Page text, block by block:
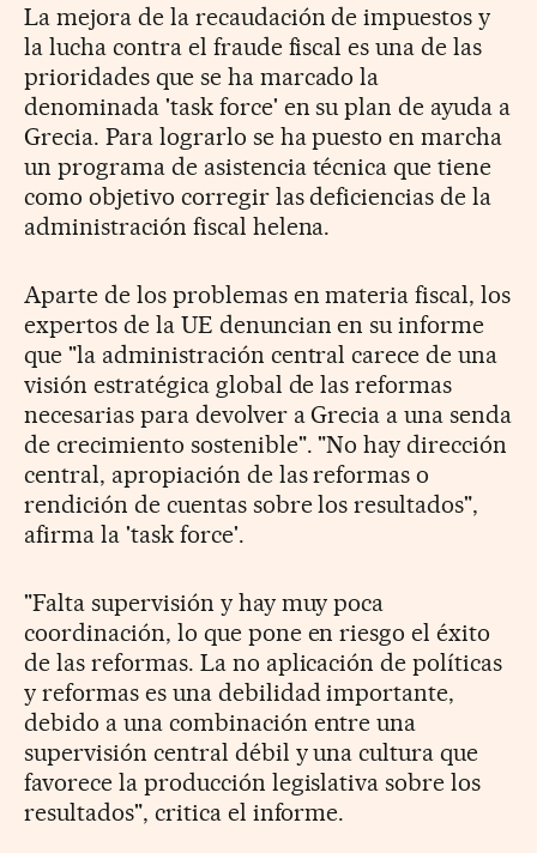
La mejora de la recaudación de impuestos y
la lucha contra el fraude fiscal es una de las
prioridades que se ha marcado la
denominada 'task force' en su plan de ayuda a
Grecia. Para lograrlo se ha puesto en marcha
un programa de asistencia técnica que tiene
como objetivo corregir las deficiencias de la
administración fiscal helena.
Aparte de los problemas en materia fiscal, los
expertos de la UE denuncian en su informe
que "la administración central carece de una
visión estratégica global de las reformas
necesarias para devolver a Grecia a una senda
de crecimiento sostenible". "No hay dirección
central, apropiación de las reformas o
rendición de cuentas sobre los resultados",
afirma la 'task force'.
"Falta supervisión y hay muy poca
coordinación, lo que pone en riesgo el éxito
de las reformas. La no aplicación de políticas
y reformas es una debilidad importante,
debido a una combinación entre una
supervisión central débil y una cultura que
favorece la producción legislativa sobre los
resultados", critica el informe.